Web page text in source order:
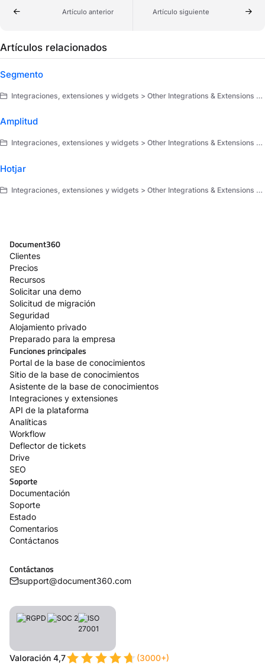
Artículo anterior Artículo siguiente
Artículos relacionados
Segmento
Integraciones, extensiones y widgets > Other Integrations & Extensions > Integraciones
Amplitud
Integraciones, extensiones y widgets > Other Integrations & Extensions > Integraciones
Hotjar
Integraciones, extensiones y widgets > Other Integrations & Extensions > Integraciones
Document360
Clientes
Precios
Recursos
Solicitar una demo
Solicitud de migración
Seguridad
Alojamiento privado
Preparado para la empresa
Funciones principales
Portal de la base de conocimientos
Sitio de la base de conocimientos
Asistente de la base de conocimientos
Integraciones y extensiones
API de la plataforma
Analíticas
Workflow
Deflector de tickets
Drive
SEO
Soporte
Documentación
Soporte
Estado
Comentarios
Contáctanos
Contáctanos
support@document360.com
Valoración 4,7 (3000+)